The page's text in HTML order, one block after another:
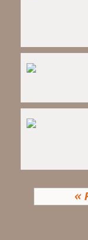
«